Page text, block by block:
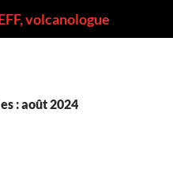
volcanologue
: août 2024